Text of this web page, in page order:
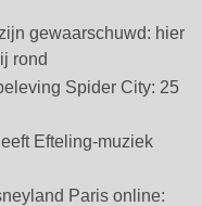
gewaarschuwd: hier
rond
Spider City: 25
Efteling-muziek
Paris online: